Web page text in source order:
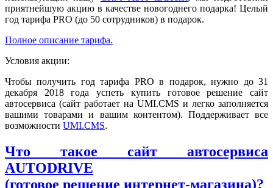
приятнейшую акцию в качестве новогоднего подарка! Целый
год тарифа PRO (до 50 сотрудников) в подарок.
Полное описание тарифа.
Условия акции:
Чтобы получить год тарифа PRO в подарок, нужно до 31
декабря 2018 года успеть купить готовое решение сайт
автосервиса (сайт работает на UMI.CMS и легко заполняется
вашими товарами и вашим контентом). Поддерживает все
возможности UMI.CMS.
Что такое сайт автосервиса
AUTODRIVE
(готовое решение интернет-магазина)?